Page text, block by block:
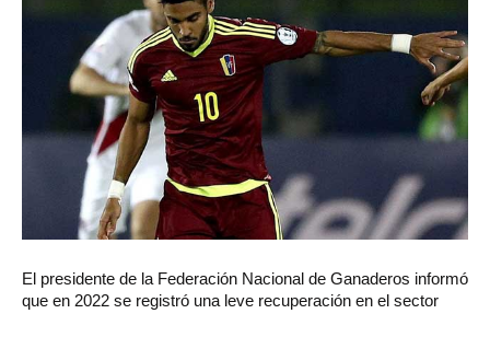
El presidente de la Federación Nacional de Ganaderos informó
que en 2022 se registró una leve recuperación en el sector